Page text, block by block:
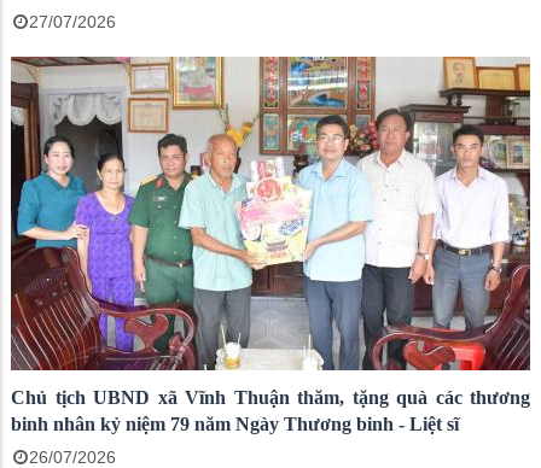
27/07/2026
Chủ tịch UBND xã Vĩnh Thuận thăm, tặng quà các thương
binh nhân kỷ niệm 79 năm Ngày Thương binh - Liệt sĩ
26/07/2026